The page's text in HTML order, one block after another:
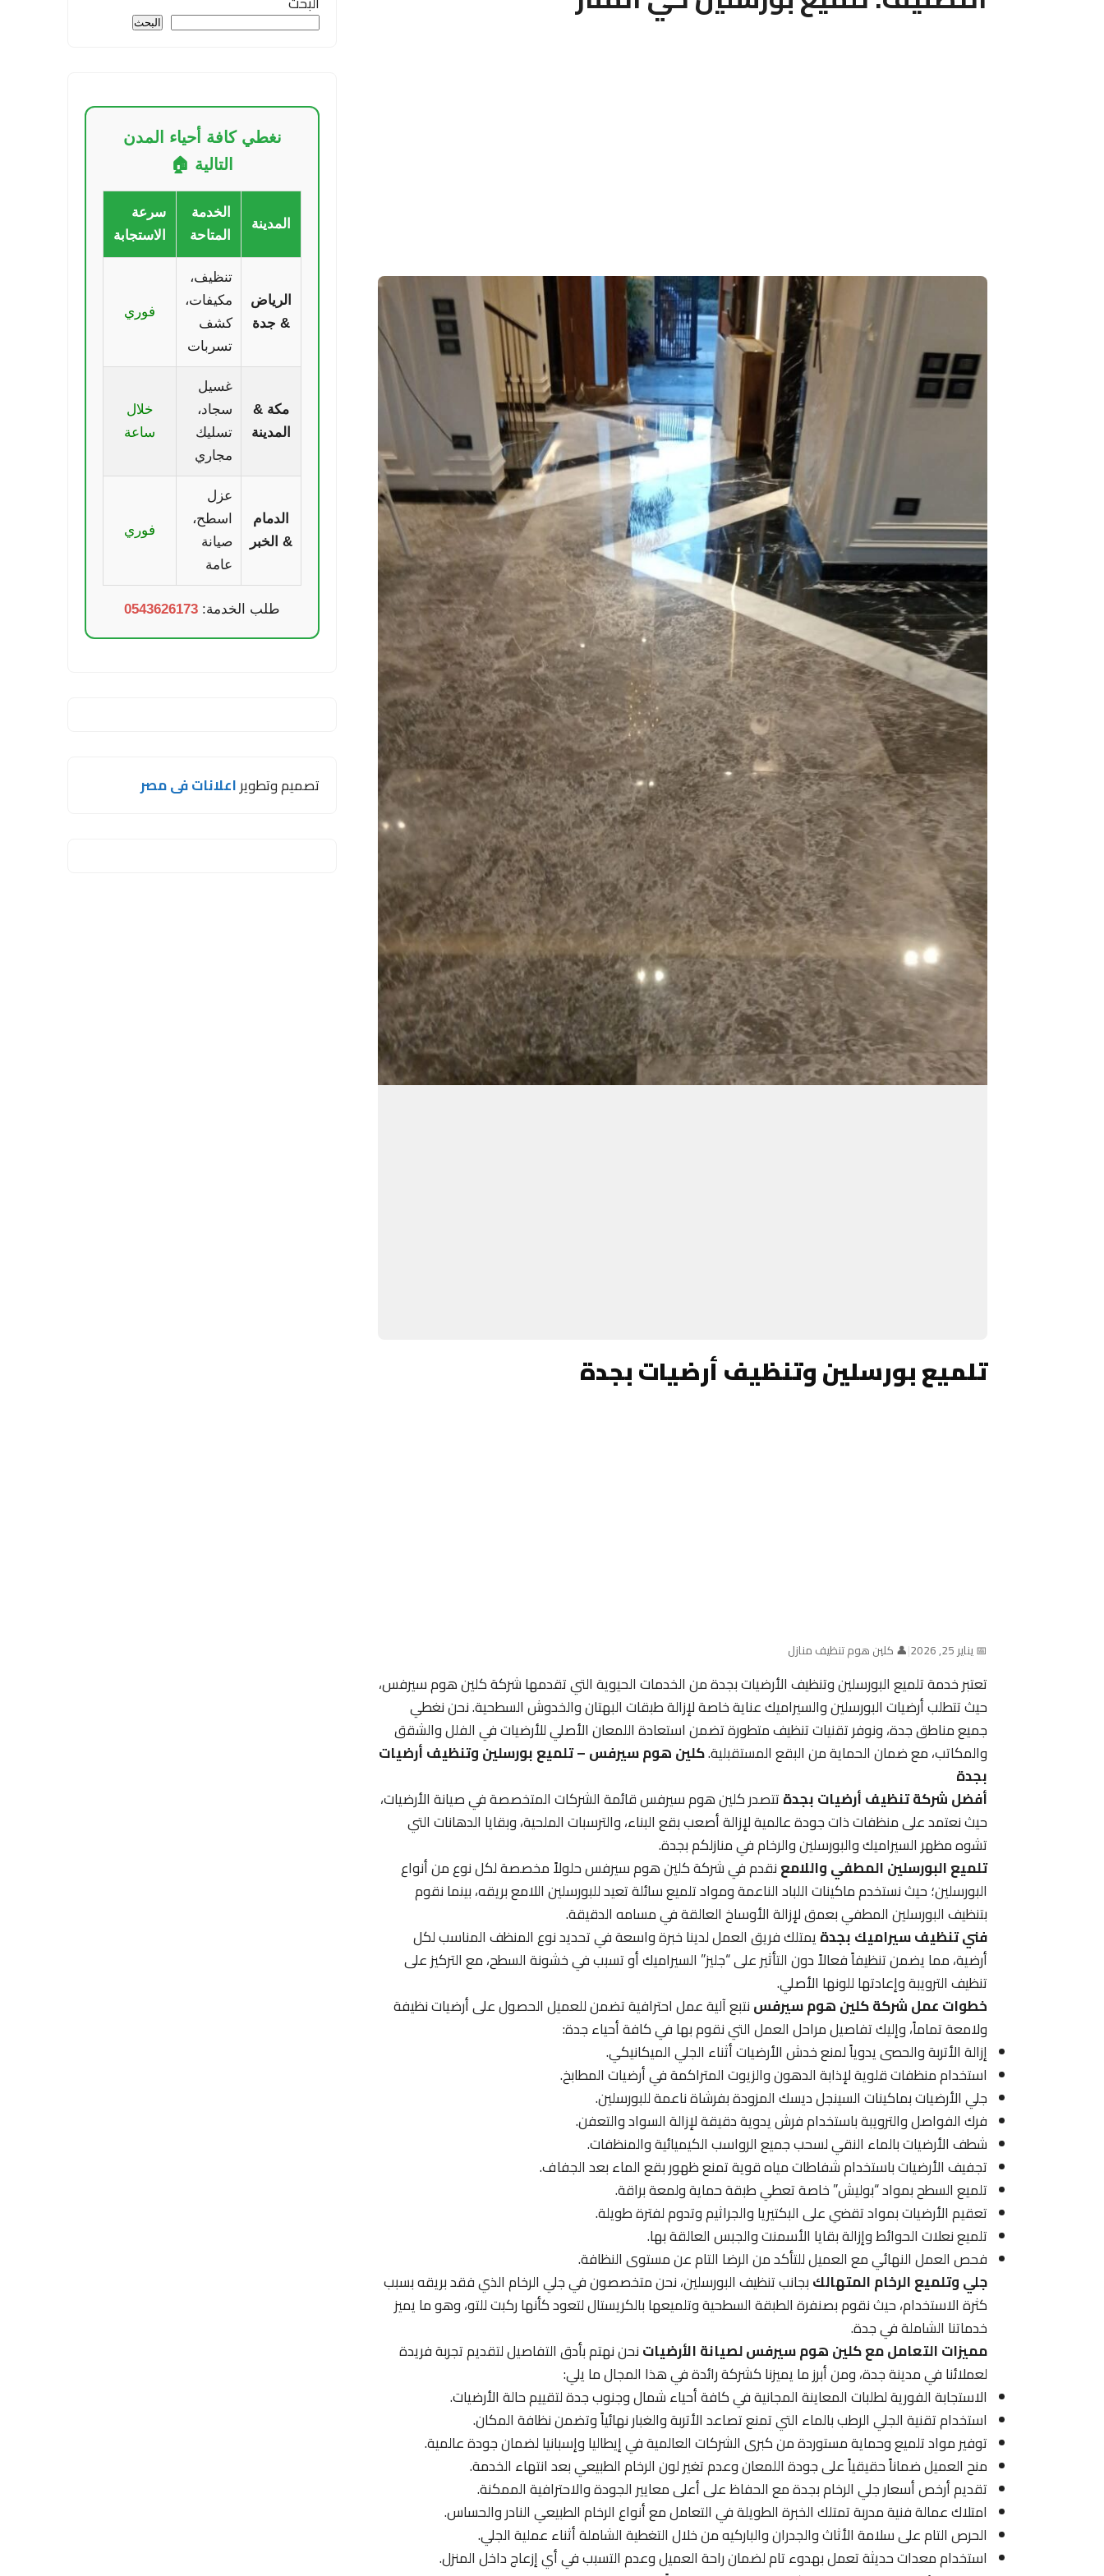
تلميع بورسلين وتنظيف أرضيات بجدة
📅 يناير 25, 2026 |👤 كلين هوم تنظيف منازل
تعتبر خدمة تلميع البورسلين وتنظيف الأرضيات بجدة من الخدمات الحيوية التي تقدمها شركة كلين هوم سيرفس،
حيث تتطلب أرضيات البورسلين والسيراميك عناية خاصة لإزالة طبقات البهتان والخدوش السطحية. نحن نغطي
جميع مناطق جدة، ونوفر تقنيات تنظيف متطورة تضمن استعادة اللمعان الأصلي للأرضيات في الفلل والشقق
والمكاتب، مع ضمان الحماية من البقع المستقبلية.كلين هوم سيرفس – تلميع بورسلين وتنظيف أرضيات
بجدة
أفضل شركة تنظيف أرضيات بجدةتتصدر كلين هوم سيرفس قائمة الشركات المتخصصة في صيانة الأرضيات،
حيث نعتمد على منظفات ذات جودة عالمية لإزالة أصعب بقع البناء، والترسبات الملحية، وبقايا الدهانات التي
تشوه مظهر السيراميك والبورسلين والرخام في منازلكم بجدة.
تلميع البورسلين المطفي واللامعنقدم في شركة كلين هوم سيرفس حلولاً مخصصة لكل نوع من أنواع
البورسلين؛ حيث نستخدم ماكينات اللباد الناعمة ومواد تلميع سائلة تعيد للبورسلين اللامع بريقه، بينما نقوم
بتنظيف البورسلين المطفي بعمق لإزالة الأوساخ العالقة في مسامه الدقيقة.
فني تنظيف سيراميك بجدةيمتلك فريق العمل لدينا خبرة واسعة في تحديد نوع المنظف المناسب لكل
أرضية، مما يضمن تنظيفاً فعالاً دون التأثير على “جليز” السيراميك أو تسبب في خشونة السطح، مع التركيز على
تنظيف الترويبة وإعادتها للونها الأصلي.
خطوات عمل شركة كلين هوم سيرفسنتبع آلية عمل احترافية تضمن للعميل الحصول على أرضيات نظيفة
ولامعة تماماً، وإليك تفاصيل مراحل العمل التي نقوم بها في كافة أحياء جدة:
إزالة الأتربة والحصى يدوياً لمنع خدش الأرضيات أثناء الجلي الميكانيكي.
استخدام منظفات قلوية لإذابة الدهون والزيوت المتراكمة في أرضيات المطابخ.
جلي الأرضيات بماكينات السينجل ديسك المزودة بفرشاة ناعمة للبورسلين.
فرك الفواصل والترويبة باستخدام فرش يدوية دقيقة لإزالة السواد والتعفن.
شطف الأرضيات بالماء النقي لسحب جميع الرواسب الكيميائية والمنظفات.
تجفيف الأرضيات باستخدام شفاطات مياه قوية تمنع ظهور بقع الماء بعد الجفاف.
تلميع السطح بمواد “بوليش” خاصة تعطي طبقة حماية ولمعة براقة.
تعقيم الأرضيات بمواد تقضي على البكتيريا والجراثيم وتدوم لفترة طويلة.
تلميع نعلات الحوائط وإزالة بقايا الأسمنت والجبس العالقة بها.
فحص العمل النهائي مع العميل للتأكد من الرضا التام عن مستوى النظافة.
جلي وتلميع الرخام المتهالكبجانب تنظيف البورسلين، نحن متخصصون في جلي الرخام الذي فقد بريقه بسبب
كثرة الاستخدام، حيث نقوم بصنفرة الطبقة السطحية وتلميعها بالكريستال لتعود كأنها ركبت للتو، وهو ما يميز
خدماتنا الشاملة في جدة.
مميزات التعامل مع كلين هوم سيرفس لصيانة الأرضياتنحن نهتم بأدق التفاصيل لتقديم تجربة فريدة
لعملائنا في مدينة جدة، ومن أبرز ما يميزنا كشركة رائدة في هذا المجال ما يلي:
الاستجابة الفورية لطلبات المعاينة المجانية في كافة أحياء شمال وجنوب جدة لتقييم حالة الأرضيات.
استخدام تقنية الجلي الرطب بالماء التي تمنع تصاعد الأتربة والغبار نهائياً وتضمن نظافة المكان.
توفير مواد تلميع وحماية مستوردة من كبرى الشركات العالمية في إيطاليا وإسبانيا لضمان جودة عالمية.
منح العميل ضماناً حقيقياً على جودة اللمعان وعدم تغير لون الرخام الطبيعي بعد انتهاء الخدمة.
تقديم أرخص أسعار جلي الرخام بجدة مع الحفاظ على أعلى معايير الجودة والاحترافية الممكنة.
امتلاك عمالة فنية مدربة تمتلك الخبرة الطويلة في التعامل مع أنواع الرخام الطبيعي النادر والحساس.
الحرص التام على سلامة الأثاث والجدران والباركيه من خلال التغطية الشاملة أثناء عملية الجلي.
استخدام معدات حديثة تعمل بهدوء تام لضمان راحة العميل وعدم التسبب في أي إزعاج داخل المنزل.
البحث
نغطي كافة أحياء المدن
التالية 🏠
المدينة
الخدمة
المتاحة
سرعة
الاستجابة
الرياض
& جدة
تنظيف،
مكيفات،
كشف
تسربات
فوري
مكة &
المدينة
غسيل
سجاد،
تسليك
مجاري
خلال
ساعة
الدمام
& الخبر
عزل
اسطح،
صيانة
عامة
فوري
طلب الخدمة: 0543626173
تصميم وتطويراعلانات فى مصر